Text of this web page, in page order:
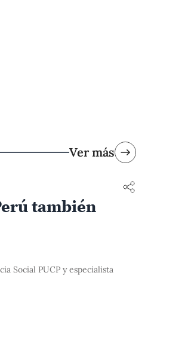
Ver más
también
Social PUCP y especialista